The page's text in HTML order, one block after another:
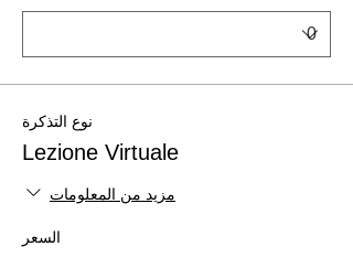
نوع التذكرة
Lezione Virtuale
مزيد من المعلومات
السعر